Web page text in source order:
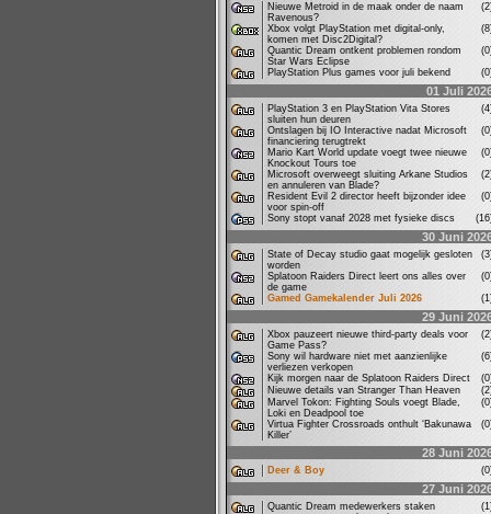
Nieuwe Metroid in de maak onder de naam
Ravenous?
Xbox volgt PlayStation met digital-only,
komen met Disc2Digital?
Quantic Dream ontkent problemen rondom
Star Wars Eclipse
PlayStation Plus games voor juli bekend
01 Juli
PlayStation 3 en PlayStation Vita Stores
sluiten hun deuren
Ontslagen bij IO Interactive nadat Microsoft
financiering terugtrekt
Mario Kart World update voegt twee nieuwe
Knockout Tours toe
Microsoft overweegt sluiting Arkane Studios
en annuleren van Blade?
Resident Evil 2 director heeft bijzonder idee
voor spin-off
Sony stopt vanaf 2028 met fysieke discs
30 Juni
State of Decay studio gaat mogelijk gesloten
worden
Splatoon Raiders Direct leert ons alles over
de game
Gamed Gamekalender Juli 2026
29 Juni
Xbox pauzeert nieuwe third-party deals voor
Game Pass?
Sony wil hardware niet met aanzienlijke
verliezen verkopen
Kijk morgen naar de Splatoon Raiders Direct
Nieuwe details van Stranger Than Heaven
Marvel Tokon: Fighting Souls voegt Blade,
Loki en Deadpool toe
Virtua Fighter Crossroads onthult ‘Bakunawa
Killer’
28 Juni
Deer & Boy
27 Juni
Quantic Dream medewerkers staken